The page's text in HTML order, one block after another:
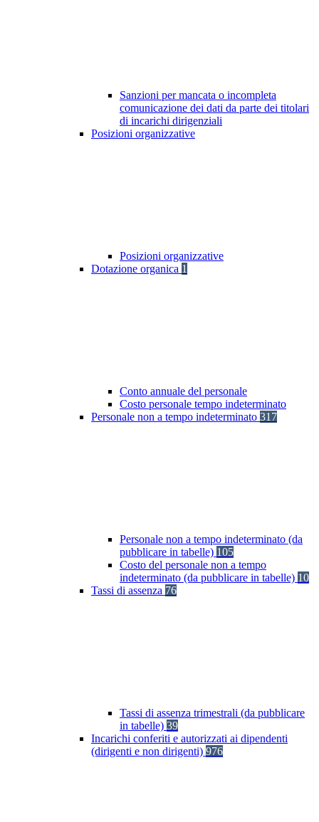
Sanzioni per mancata o incompleta
comunicazione dei dati da parte dei titolari
di incarichi dirigenziali
Posizioni organizzative
Posizioni organizzative
Dotazione organica 1
Conto annuale del personale
Costo personale tempo indeterminato
Personale non a tempo indeterminato 317
Personale non a tempo indeterminato (da
pubblicare in tabelle) 105
Costo del personale non a tempo
indeterminato (da pubblicare in tabelle) 10
Tassi di assenza 76
Tassi di assenza trimestrali (da pubblicare
in tabelle) 39
Incarichi conferiti e autorizzati ai dipendenti
(dirigenti e non dirigenti) 976